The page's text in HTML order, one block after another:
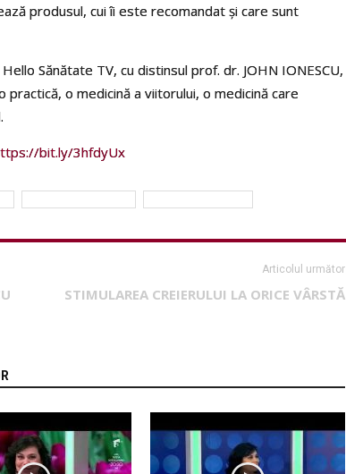
produsul, cui îi este recomandat și care sunt
Sănătate TV, cu distinsul prof. dr. JOHN IONESCU,
o medicină a viitorului, o medicină care
bit.ly/3hfdyUx
Articolul următor
STIMULAREA CREIERULUI LA ORICE VÂRSTĂ